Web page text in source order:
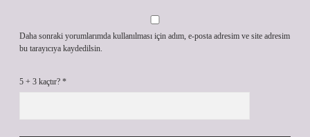
Daha sonraki yorumlarımda kullanılması için adım, e-posta adresim ve site adresim
bu tarayıcıya kaydedilsin.
5 + 3 kaçtır? *